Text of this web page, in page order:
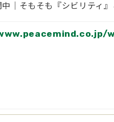
｜そもそも『シビリティ』